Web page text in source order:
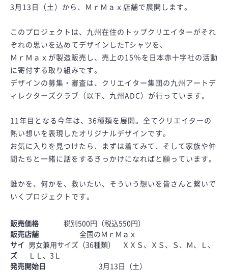
3月13日（土）から、ＭｒＭａｘ店舗で展開します。
このプロジェクトは、九州在住のトップクリエイターがそれ
ぞれの思いを込めてデザインしたTシャツを、
ＭｒＭａｘが製造販売し、売上の15％を日本赤十字社の活動
に寄付する取り組みです。
デザインの募集・審査は、クリエイター集団の九州アートデ
ィレクターズクラブ（以下、九州ADC）が行っています。
11年目となる今年は、36種類を展開。全てクリエイターの
熱い想いを表現したオリジナルデザインです。
お気に入りを見つけたら、まずは着てみて、そして家族や仲
間たちと一緒に話をするきっかけになればと願っています。
誰かを、何かを、救いたい、そういう想いを皆さんと繋いで
いくプロジェクトです。
販売価格
税別500円（税込550円）
販売店舗
全国のＭｒＭａｘ
サイ
ズ
男女兼用サイズ（36種類） ＸＸＳ、ＸＳ、Ｓ、Ｍ、Ｌ、
ＬＬ、3Ｌ
発売開始日
3月13日（土）